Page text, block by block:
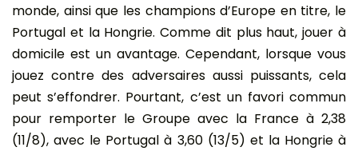
monde, ainsi que les champions d’Europe en titre, le
Portugal et la Hongrie. Comme dit plus haut, jouer à
domicile est un avantage. Cependant, lorsque vous
jouez contre des adversaires aussi puissants, cela
peut s’effondrer. Pourtant, c’est un favori commun
pour remporter le Groupe avec la France à 2,38
(11/8), avec le Portugal à 3,60 (13/5) et la Hongrie à